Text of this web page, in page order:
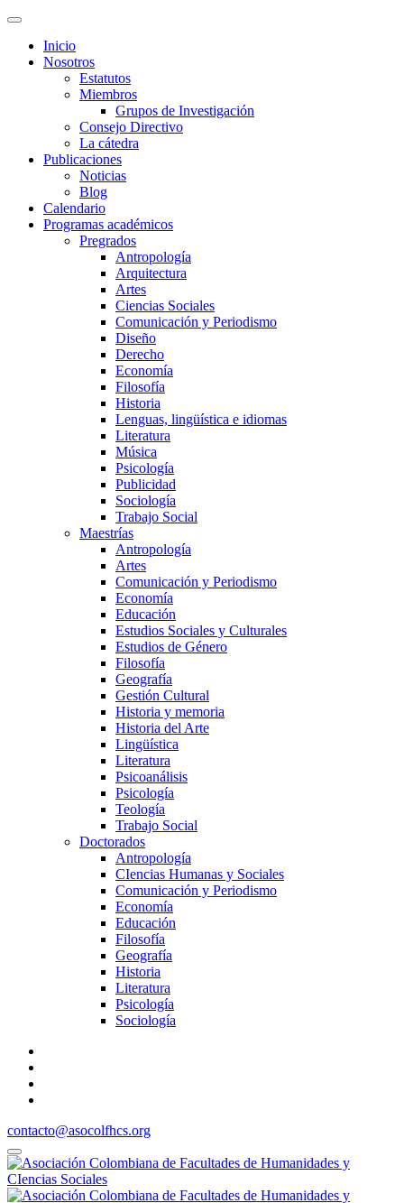
Inicio
Nosotros
Estatutos
Miembros
Grupos de Investigación
Consejo Directivo
La cátedra
Publicaciones
Noticias
Blog
Calendario
Programas académicos
Pregrados
Antropología
Arquitectura
Artes
Ciencias Sociales
Comunicación y Periodismo
Diseño
Derecho
Economía
Filosofía
Historia
Lenguas, lingüística e idiomas
Literatura
Música
Psicología
Publicidad
Sociología
Trabajo Social
Maestrías
Antropología
Artes
Comunicación y Periodismo
Economía
Educación
Estudios Sociales y Culturales
Estudios de Género
Filosofía
Geografía
Gestión Cultural
Historia y memoria
Historia del Arte
Lingüística
Literatura
Psicoanálisis
Psicología
Teología
Trabajo Social
Doctorados
Antropología
CIencias Humanas y Sociales
Comunicación y Periodismo
Economía
Educación
Filosofía
Geografía
Historia
Literatura
Psicología
Sociología
contacto@asocolfhcs.org